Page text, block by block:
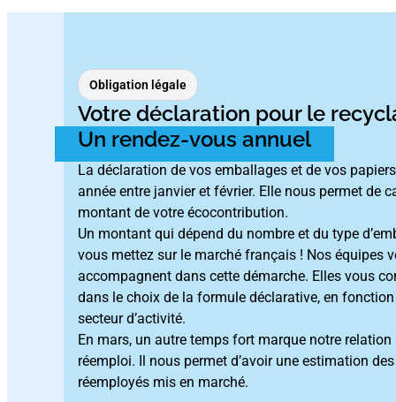
Obligation légale
Votre déclaration pour le
Un rendez-vous annuel
La déclaration de vos emballages et de vos
année entre janvier et février. Elle nous permet de
montant de votre écocontribution.
Un montant qui dépend du nombre et du type
vous mettez sur le marché français ! Nos équipes
accompagnent dans cette démarche. Elles vous
dans le choix de la formule déclarative, en
secteur d’activité.
En mars, un autre temps fort marque notre relation
réemploi. Il nous permet d’avoir une estimation
réemployés mis en marché.